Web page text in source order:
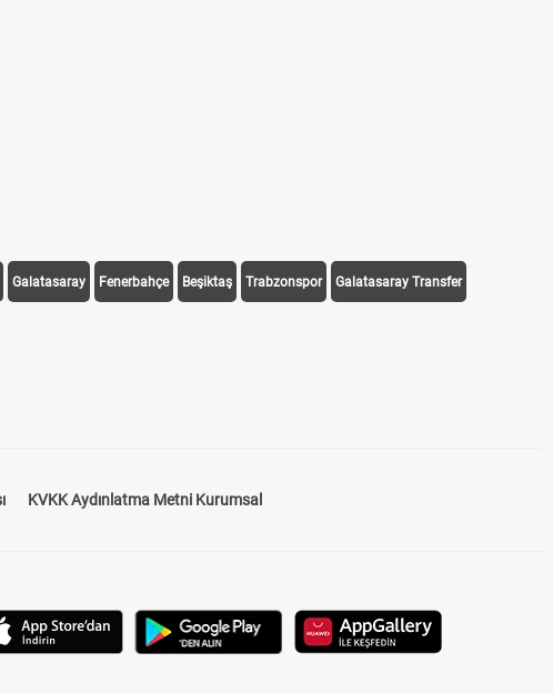
Galatasaray Fenerbahçe Beşiktaş Trabzonspor Galatasaray Transfer
KVKK Aydınlatma Metni Kurumsal